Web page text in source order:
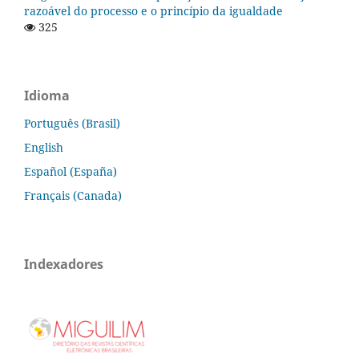
razoável do processo e o princípio da igualdade
325
Idioma
Português (Brasil)
English
Español (España)
Français (Canada)
Indexadores